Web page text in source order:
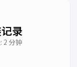
录
2 分钟